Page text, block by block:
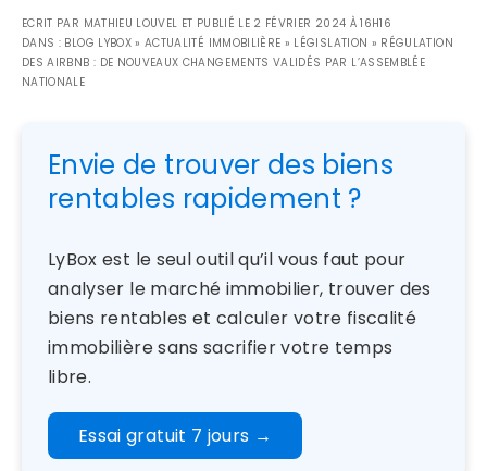
ECRIT PAR MATHIEU LOUVEL ET PUBLIÉ LE 2 FÉVRIER 2024 À 16H16
DANS : BLOG LYBOX»ACTUALITÉ IMMOBILIÈRE » LÉGISLATION » RÉGULATION
DES AIRBNB : DE NOUVEAUX CHANGEMENTS VALIDÉS PAR L’ASSEMBLÉE
NATIONALE
Envie de trouver des biens
rentables rapidement ?
LyBox est le seul outil qu’il vous faut pour
analyser le marché immobilier, trouver des
biens rentables et calculer votre fiscalité
immobilière sans sacrifier votre temps
libre.
Essai gratuit 7 jours →